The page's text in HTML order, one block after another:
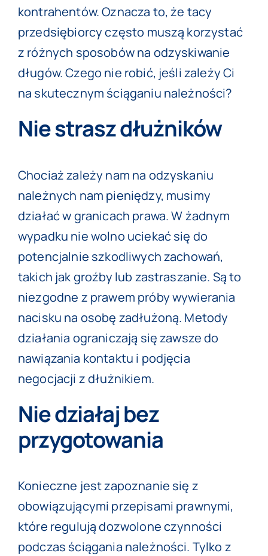
kontrahentów. Oznacza to, że tacy
przedsiębiorcy często muszą korzystać
z różnych sposobów na odzyskiwanie
długów. Czego nie robić, jeśli zależy Ci
na skutecznym ściąganiu należności?
Nie strasz dłużników
Chociaż zależy nam na odzyskaniu
należnych nam pieniędzy, musimy
działać w granicach prawa. W żadnym
wypadku nie wolno uciekać się do
potencjalnie szkodliwych zachowań,
takich jak groźby lub zastraszanie. Są to
niezgodne z prawem próby wywierania
nacisku na osobę zadłużoną. Metody
działania ograniczają się zawsze do
nawiązania kontaktu i podjęcia
negocjacji z dłużnikiem.
Nie działaj bez
przygotowania
Konieczne jest zapoznanie się z
obowiązującymi przepisami prawnymi,
które regulują dozwolone czynności
podczas ściągania należności. Tylko z